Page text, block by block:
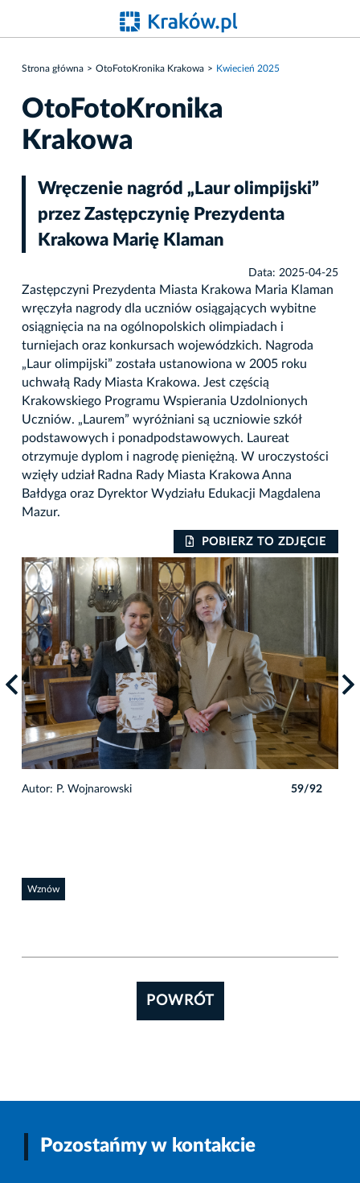
Strona główna OtoFotoKronika Krakowa Kwiecień 2025
OtoFotoKronika
Krakowa
Wręczenie nagród „Laur olimpijski”
przez Zastępczynię Prezydenta
Krakowa Marię Klaman
Data: 2025-04-25
Zastępczyni Prezydenta Miasta Krakowa Maria Klaman
wręczyła nagrody dla uczniów osiągających wybitne
osiągnięcia na na ogólnopolskich olimpiadach i
turniejach oraz konkursach wojewódzkich. Nagroda
„Laur olimpijski” została ustanowiona w 2005 roku
uchwałą Rady Miasta Krakowa. Jest częścią
Krakowskiego Programu Wspierania Uzdolnionych
Uczniów. „Laurem” wyróżniani są uczniowie szkół
podstawowych i ponadpodstawowych. Laureat
otrzymuje dyplom i nagrodę pieniężną. W uroczystości
wzięły udział Radna Rady Miasta Krakowa Anna
Bałdyga oraz Dyrektor Wydziału Edukacji Magdalena
Mazur.
POBIERZ TO ZDJĘCIE
Autor: P. Wojnarowski 59/92
Wznów
POWRÓT
Pozostańmy w kontakcie